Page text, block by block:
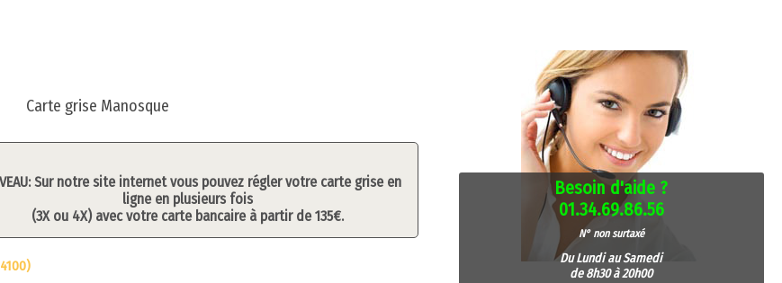
Carte grise Manosque
Sur notre site internet vous pouvez régler votre carte grise en
ligne en plusieurs fois
(3X ou 4X) avec votre carte bancaire à partir de 135€.
Besoin d'aide ?
01.34.69.86.56
N° non surtaxé
Du Lundi au Samedi
de 8h30 à 20h00